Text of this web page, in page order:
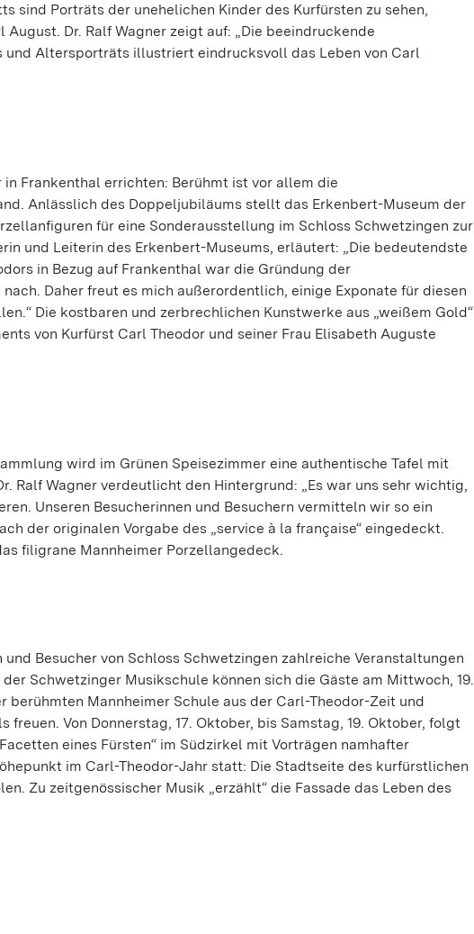
sind Porträts der unehelichen Kinder des Kurfürsten zu sehen,
Dr. Ralf Wagner zeigt auf: „Die beeindruckende
Altersporträts illustriert eindrucksvoll das Leben von Carl
Frankenthal errichten: Berühmt ist vor allem die
Anlässlich des Doppeljubiläums stellt das Erkenbert-Museum der
für eine Sonderausstellung im Schloss Schwetzingen zur
und Leiterin des Erkenbert-Museums, erläutert: „Die bedeutendste
in Bezug auf Frankenthal war die Gründung der
Daher freut es mich außerordentlich, einige Exponate für diesen
Die kostbaren und zerbrechlichen Kunstwerke aus „weißem Gold“
von Kurfürst Carl Theodor und seiner Frau Elisabeth Auguste
wird im Grünen Speisezimmer eine authentische Tafel mit
Ralf Wagner verdeutlicht den Hintergrund: „Es war uns sehr wichtig,
Unseren Besucherinnen und Besuchern vermitteln wir so ein
der originalen Vorgabe des „service à la française“ eingedeckt.
filigrane Mannheimer Porzellangedeck.
Besucher von Schloss Schwetzingen zahlreiche Veranstaltungen
Schwetzinger Musikschule können sich die Gäste am Mittwoch, 19.
berühmten Mannheimer Schule aus der Carl-Theodor-Zeit und
Von Donnerstag, 17. Oktober, bis Samstag, 19. Oktober, folgt
eines Fürsten“ im Südzirkel mit Vorträgen namhafter
im Carl-Theodor-Jahr statt: Die Stadtseite des kurfürstlichen
Zu zeitgenössischer Musik „erzählt“ die Fassade das Leben des